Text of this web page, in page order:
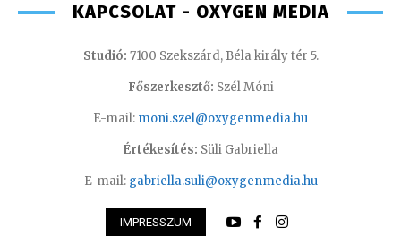
KAPCSOLAT - OXYGEN MEDIA
Studió: 7100 Szekszárd, Béla király tér 5.
Főszerkesztő: Szél Móni
E-mail: moni.szel@oxygenmedia.hu
Értékesítés: Süli Gabriella
E-mail: gabriella.suli@oxygenmedia.hu
IMPRESSZUM